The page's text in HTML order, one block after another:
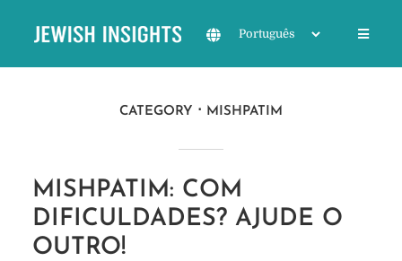
CATEGORY MISHPATIM
MISHPATIM: COM
DIFICULDADES? AJUDE O
OUTRO!